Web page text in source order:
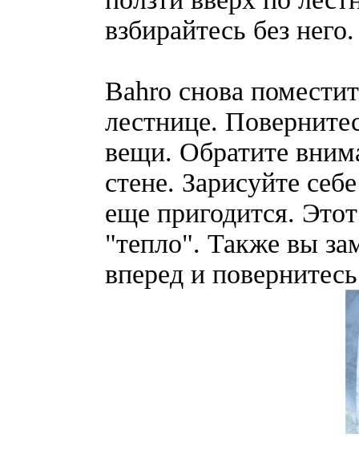
взбирайтесь без него.
Bahro снова
лестнице.
вещи. Обратите
стене. Зарисуйте
еще пригодится.
"тепло". Также вы
вперед и